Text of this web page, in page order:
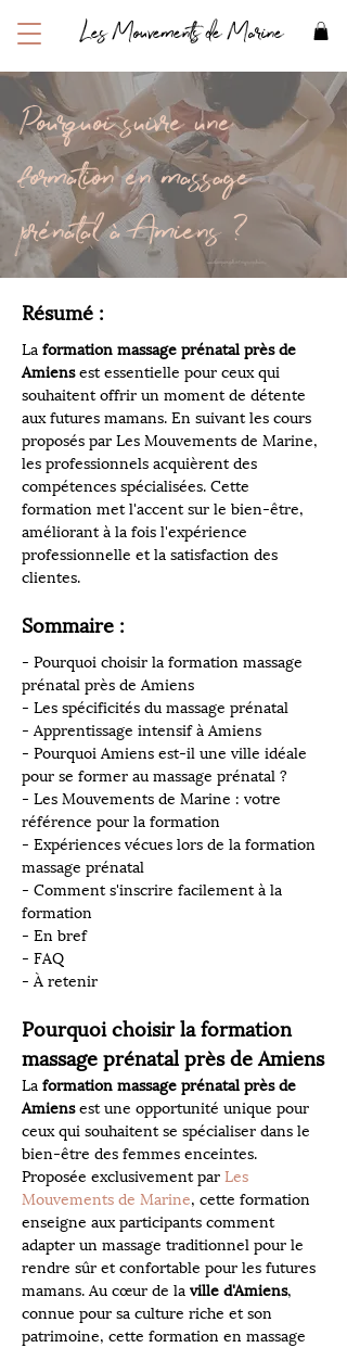
Les Mouvements de Marine
Pourquoi suivre une
formation en massage
prénatal à Amiens ?
Résumé :
La formation massage prénatal près de
Amiens est essentielle pour ceux qui
souhaitent offrir un moment de détente
aux futures mamans. En suivant les cours
proposés par Les Mouvements de Marine,
les professionnels acquièrent des
compétences spécialisées. Cette
formation met l'accent sur le bien-être,
améliorant à la fois l'expérience
professionnelle et la satisfaction des
clientes.
Sommaire :
- Pourquoi choisir la formation massage
prénatal près de Amiens
- Les spécificités du massage prénatal
- Apprentissage intensif à Amiens
- Pourquoi Amiens est-il une ville idéale
pour se former au massage prénatal ?
- Les Mouvements de Marine : votre
référence pour la formation
- Expériences vécues lors de la formation
massage prénatal
- Comment s'inscrire facilement à la
formation
- En bref
- FAQ
- À retenir
Pourquoi choisir la formation
massage prénatal près de Amiens
La formation massage prénatal près de
Amiens est une opportunité unique pour
ceux qui souhaitent se spécialiser dans le
bien-être des femmes enceintes.
Proposée exclusivement par Les
Mouvements de Marine, cette formation
enseigne aux participants comment
adapter un massage traditionnel pour le
rendre sûr et confortable pour les futures
mamans. Au cœur de la ville d'Amiens,
connue pour sa culture riche et son
patrimoine, cette formation en massage